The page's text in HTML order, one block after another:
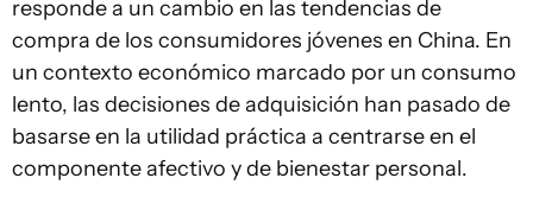
responde a un cambio en las tendencias de
compra de los consumidores jóvenes en China. En
un contexto económico marcado por un consumo
lento, las decisiones de adquisición han pasado de
basarse en la utilidad práctica a centrarse en el
componente afectivo y de bienestar personal.